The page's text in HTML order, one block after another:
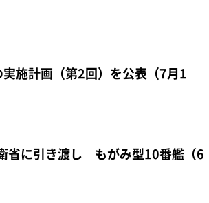
施計画（第2回）を公表（7月1
省に引き渡し もがみ型10番艦（6